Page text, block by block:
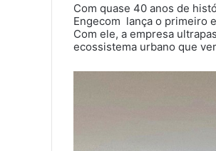
Com quase 40 anos de
Engecom lança o primeiro
Com ele, a empresa
ecossistema urbano que